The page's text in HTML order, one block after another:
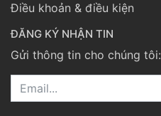
Điều khoản & điều kiện
ĐĂNG KÝ NHẬN TIN
Gửi thông tin cho chúng tôi:
Email